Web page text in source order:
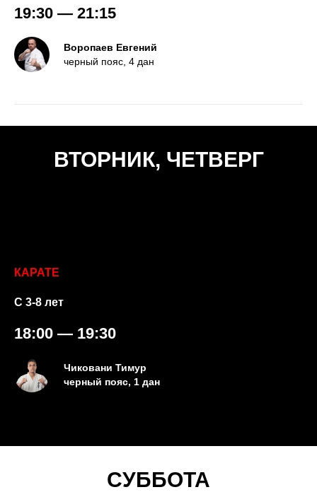
19:30 — 21:15
Воропаев Евгений
черный пояс, 4 дан
ВТОРНИК, ЧЕТВЕРГ
КАРАТЕ
С 3-8 лет
18:00 — 19:30
Чиковани Тимур
черный пояс, 1 дан
СУББОТА